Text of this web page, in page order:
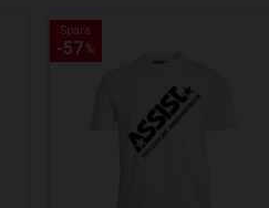
Spara
57%
Spara
57%